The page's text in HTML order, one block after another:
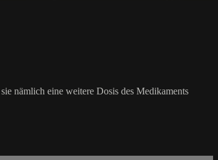
nämlich eine weitere Dosis des Medikaments